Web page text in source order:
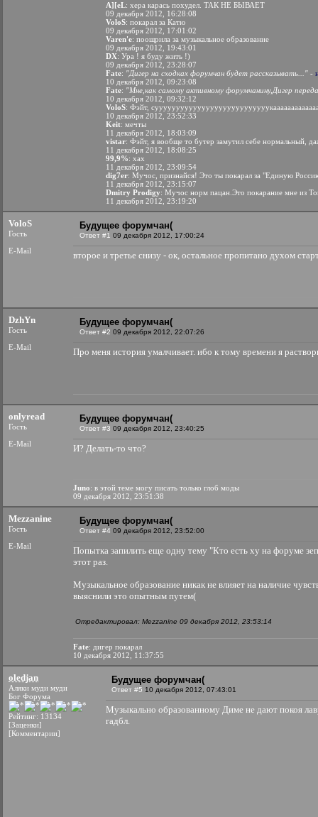
A][eL: хера карась похудел. ТАК НЕ БЫВАЕТ
09 декабря 2012, 16:28:08
VoloS: покарал за Катю
09 декабря 2012, 17:01:02
Varen'e: поощрила за музыкальное образование
09 декабря 2012, 19:43:01
DX: Ура ! я буду жить !)
09 декабря 2012, 23:28:07
Fate: "Дигер на сходках форумчан будет рассказывать..." -
10 декабря 2012, 09:23:08
Fate: "Мне,как самому активному форумчанину,Дигер
10 декабря 2012, 09:32:12
VoloS: Фэйт,
10 декабря 2012, 23:52:33
Keit: мечты
11 декабря 2012, 18:03:09
vistar: Фэйт, я вообще то бутер замутил себе нормальный,
11 декабря 2012, 18:08:25
99,9%: хах
11 декабря 2012, 23:09:54
dig7er: Мучос, признайся! Это ты покарал за "Единую
11 декабря 2012, 23:15:07
Dmitry Prodigy: Мучос норм пацан.Это покарание мне из
11 декабря 2012, 23:19:20
VoloS
Гость
E-Mail
Будущее форумчан(
Ответ #1 09 декабря 2012, 17:00:24
второе и третье снизу - ок, остальное пропитано духом
DzhYn
Гость
E-Mail
Будущее форумчан(
Ответ #2 09 декабря 2012, 22:07:26
Про меня история умалчивает. ибо к тому времени я
onlyread
Гость
E-Mail
Будущее форумчан(
Ответ #3 09 декабря 2012, 23:40:25
И? Делать-то что?
Juno: в этой теме могу писать только глоб моды
09 декабря 2012, 23:51:38
Mezzanine
Гость
E-Mail
Будущее форумчан(
Ответ #4 09 декабря 2012, 23:52:00
Попытка запилить еще одну тему "Кто есть ху на форуме
этот раз.
Музыкальное образование никак не влияет на наличие
выяснили это опытным путем(
Отредактировал: Mezzanine 09 декабря 2012, 23:53:14
Fate: дигер покарал
10 декабря 2012, 11:37:55
oledjan
Аляки муди муди
Бог Форума
Рейтинг: 13134
[Заценки]
[Комментарии]
Будущее форумчан(
Ответ #5 10 декабря 2012, 07:43:01
Музыкально образованному Диме не дают покоя
гадбл.